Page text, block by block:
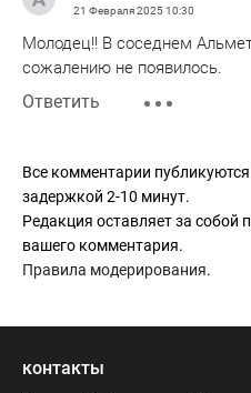
21 Февраля 202510:30
Молодец!! В соседнем
сожалению не появилось.
Ответить
Все комментарии
задержкой 2-10 минут.
Редакция оставляет за собой
вашего комментария.
Правила модерирования.
контакты